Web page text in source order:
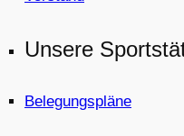
Unsere
Belegungspläne